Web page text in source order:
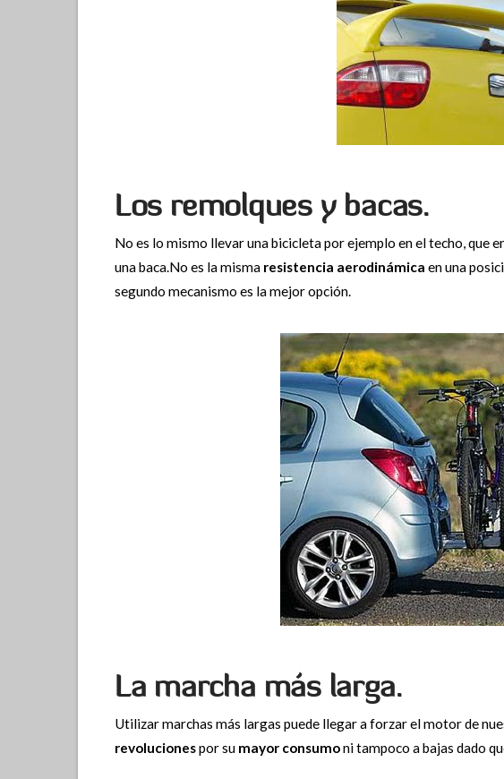
Los remolques y bacas.
No es lo mismo llevar una bicicleta por ejemplo en el techo, que
una baca.No es la misma resistencia aerodinámica en una
segundo mecanismo es la mejor opción.
La marcha más larga.
Utilizar marchas más largas puede llegar a forzar el motor de
revolucionespor su mayor consumoni tampoco a bajas dado